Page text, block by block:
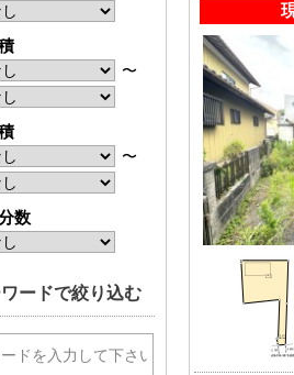
〜
〜
数
ードで絞り込む
探す
す
中古一戸建
エリアから
路線から探
面エリアの中古一戸建
成田･銚子
成田･銚子